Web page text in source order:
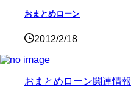
おまとめローン
2012/2/18
おまとめローン関連情報